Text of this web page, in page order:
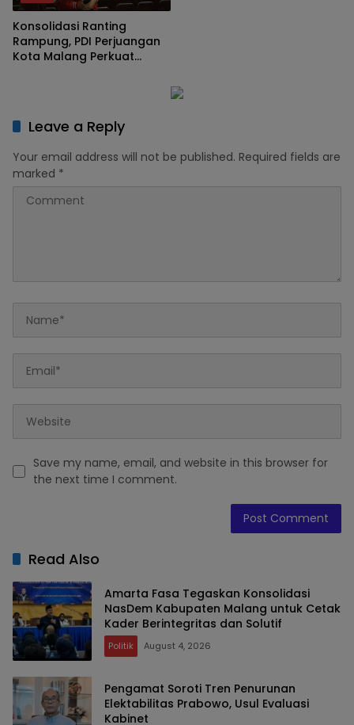
Konsolidasi Ranting
Rampung, PDI Perjuangan
Kota Malang Perkuat
Leave a Reply
Your email address will not be published. Required fields are
marked *
Save my name, email, and website in this browser for
the next time I comment.
Read Also
Amarta Fasa Tegaskan Konsolidasi
NasDem Kabupaten Malang untuk Cetak
Kader Berintegritas dan Solutif
Politik August 4, 2026
Pengamat Soroti Tren Penurunan
Elektabilitas Prabowo, Usul Evaluasi
Kabinet